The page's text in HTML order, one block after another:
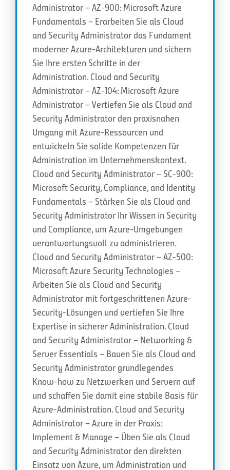
Administrator – AZ-900: Microsoft Azure
Fundamentals – Erarbeiten Sie als Cloud
and Security Administrator das Fundament
moderner Azure-Architekturen und sichern
Sie Ihre ersten Schritte in der
Administration. Cloud and Security
Administrator – AZ-104: Microsoft Azure
Administrator – Vertiefen Sie als Cloud and
Security Administrator den praxisnahen
Umgang mit Azure-Ressourcen und
entwickeln Sie solide Kompetenzen für
Administration im Unternehmenskontext.
Cloud and Security Administrator – SC-900:
Microsoft Security, Compliance, and Identity
Fundamentals – Stärken Sie als Cloud and
Security Administrator Ihr Wissen in Security
und Compliance, um Azure-Umgebungen
verantwortungsvoll zu administrieren.
Cloud and Security Administrator – AZ-500:
Microsoft Azure Security Technologies –
Arbeiten Sie als Cloud and Security
Administrator mit fortgeschrittenen Azure-
Security-Lösungen und vertiefen Sie Ihre
Expertise in sicherer Administration. Cloud
and Security Administrator – Networking &
Server Essentials – Bauen Sie als Cloud and
Security Administrator grundlegendes
Know-how zu Netzwerken und Servern auf
und schaffen Sie damit eine stabile Basis für
Azure-Administration. Cloud and Security
Administrator – Azure in der Praxis:
Implement & Manage – Üben Sie als Cloud
and Security Administrator den direkten
Einsatz von Azure, um Administration und